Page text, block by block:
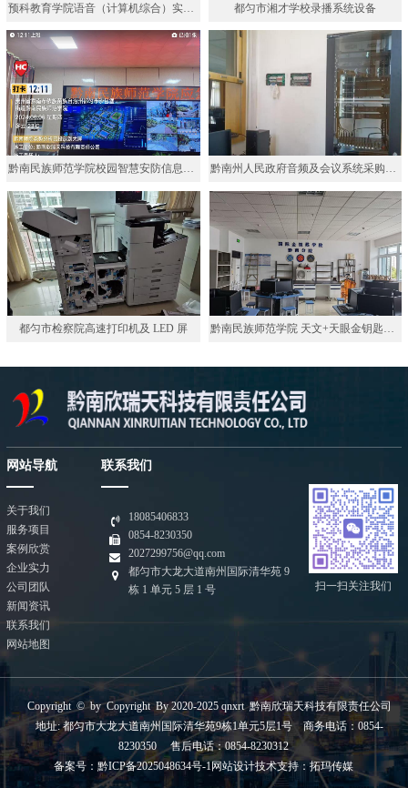
都匀市湘才学校录播系统设备
黔南民族师范学院校园智慧安防信息化项目 黔南州人民政府音频及会议系统采购项目
都匀市检察院高速打印机及 LED 屏 黔南民族师范学院 天文+天眼金钥匙高端服务实验室设备
网站导航
关于我们
服务项目
案例欣赏
企业实力
公司团队
新闻资讯
联系我们
网站地图
联系我们
18085406833
0854-8230350
2027299756@qq.com
都匀市大龙大道南州国际清华苑 9
栋 1 单元 5 层 1 号
扫一扫关注我们
Copyright © by Copyright By 2020-2025 qnxrt 黔南欣瑞天科技有限责任公司
地址: 都匀市大龙大道南州国际清华苑9栋1单元5层1号 商务电话：0854-
8230350 售后电话：0854-8230312
备案号：黔ICP备2025048634号-1网站设计技术支持：拓玛传媒